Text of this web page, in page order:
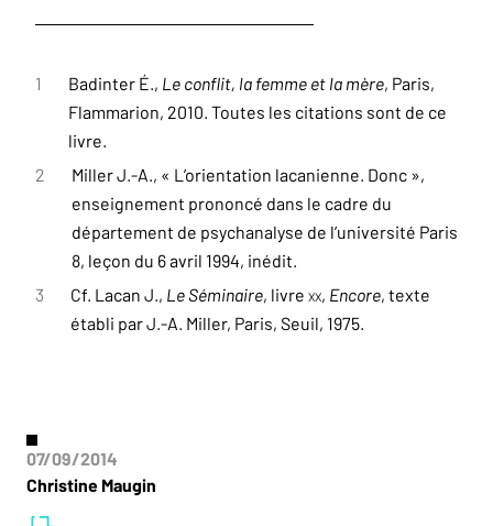
07/09/2014
Christine Maugin
1 Badinter É., Le conflit, la femme et la mère, Paris,
Flammarion, 2010. Toutes les citations sont de ce
livre.
2
Miller J.-A., « L’orientation lacanienne. Donc »,
enseignement prononcé dans le cadre du
département de psychanalyse de l’université Paris
8, leçon du 6 avril 1994, inédit.
3
Cf. Lacan J., Le Séminaire, livre XX, Encore, texte
établi par J.-A. Miller, Paris, Seuil, 1975.